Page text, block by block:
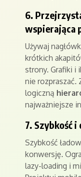
6.
wspierająca
Używaj
krótkich
strony. Grafiki i
nie rozpraszać.
logiczną
najważniejsze
7. Szybkość
Szybkość
konwersję.
lazy-loading i